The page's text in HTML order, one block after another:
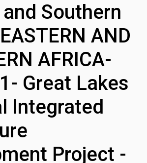
Southern
AND
AFRICA-
Great Lakes
Integrated
Project -